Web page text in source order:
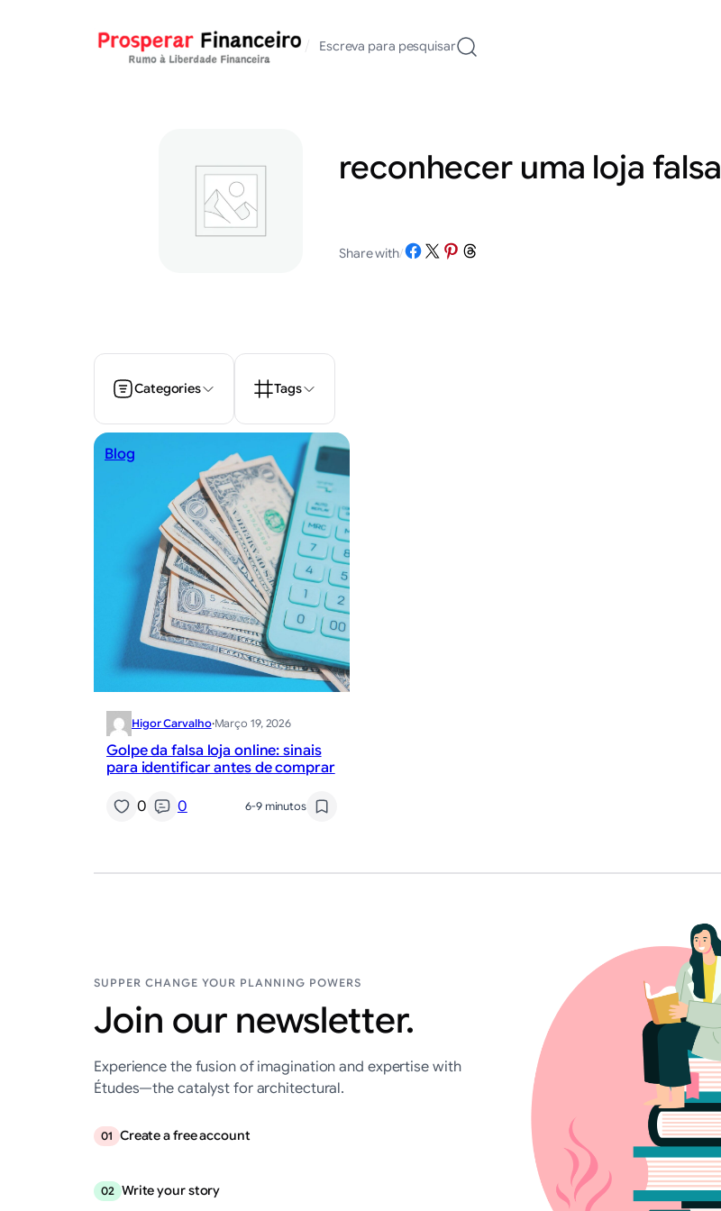
/ Escreva para pesquisar
reconhecer uma loja falsa
Share with/Share on Facebook
Share on X Share on Pinterest
Share on Threads
Categories Tags
Blog
Higor Carvalho·Março 19, 2026
Golpe da falsa loja online: sinais
para identificar antes de comprar
0 0 6-9 minutos
SUPPER CHANGE YOUR PLANNING POWERS
Join our newsletter.
Experience the fusion of imagination and expertise with
Études—the catalyst for architectural.
01 Create a free account
02 Write your story